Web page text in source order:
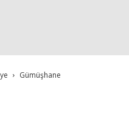
Gümüşhane